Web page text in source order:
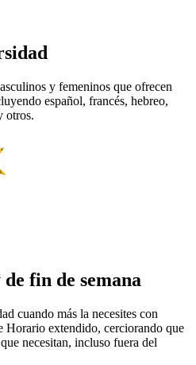
y femeninos que ofrecen
español, francés, hebreo,
otros.
fin de semana
cuando más la necesites con
Horario extendido, cerciorando que
necesitan, incluso fuera del